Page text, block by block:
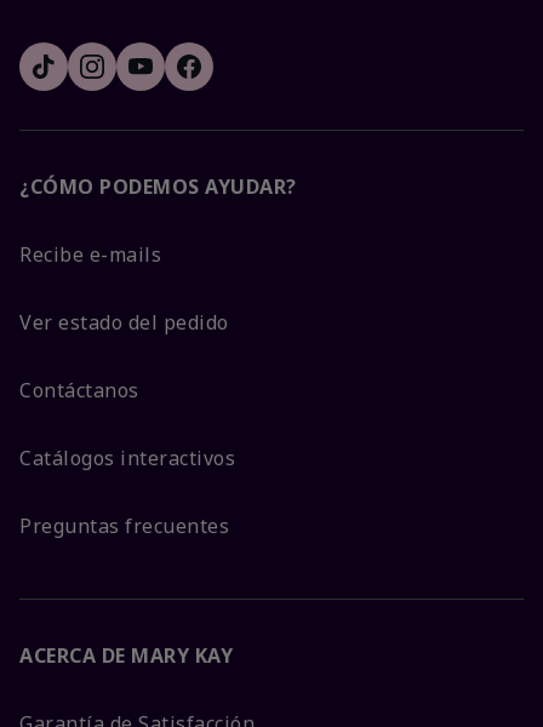
¿CÓMO PODEMOS AYUDAR?
Recibe e-mails
Ver estado del pedido
Contáctanos
Catálogos interactivos
Preguntas frecuentes
ACERCA DE MARY KAY